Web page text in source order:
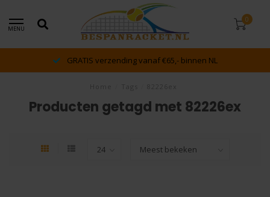
MENU
0
GRATIS verzending vanaf €65,- binnen NL
Producten getagd met 82226ex